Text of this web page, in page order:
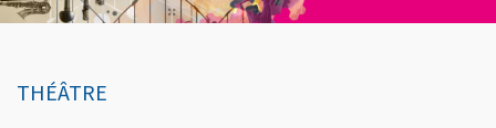
THÉÂTRE